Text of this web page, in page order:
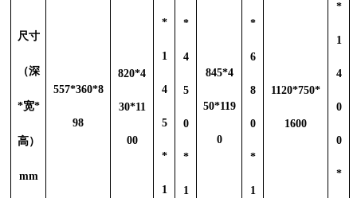
尺寸
（深
*宽*
高）
mm
557*360*8
98
820*4
30*11
00
*
1
4
5
*
1
*
4
5
0
*
1
845*4
50*119
0
*
6
8
0
*
1
1120*750*
1600
*
1
4
0
0
*